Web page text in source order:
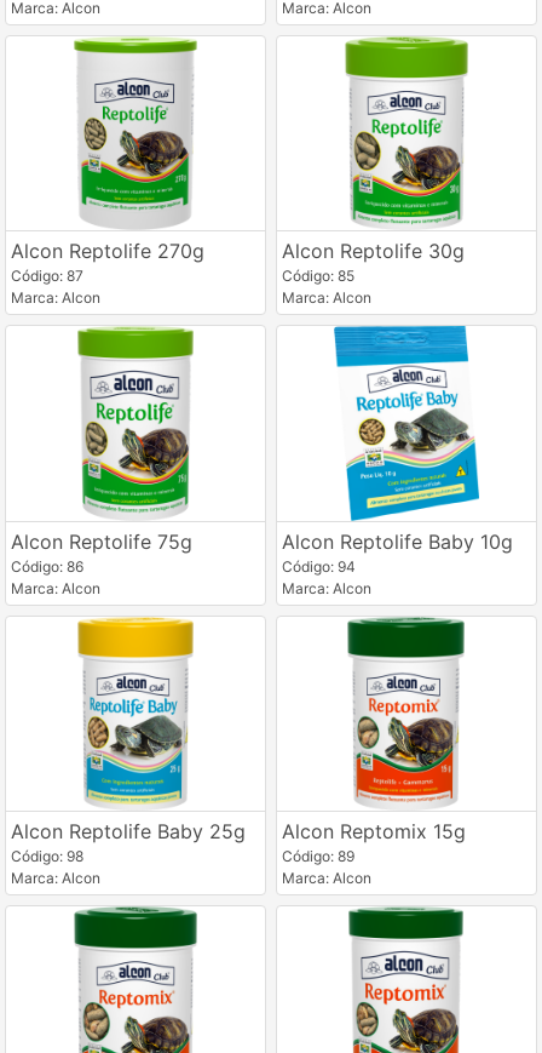
Marca: Alcon
Marca: Alcon
Alcon Reptolife 270g
Código: 87
Marca: Alcon
Alcon Reptolife 30g
Código: 85
Marca: Alcon
Alcon Reptolife 75g
Código: 86
Marca: Alcon
Alcon Reptolife Baby 10g
Código: 94
Marca: Alcon
Alcon Reptolife Baby 25g
Código: 98
Marca: Alcon
Alcon Reptomix 15g
Código: 89
Marca: Alcon